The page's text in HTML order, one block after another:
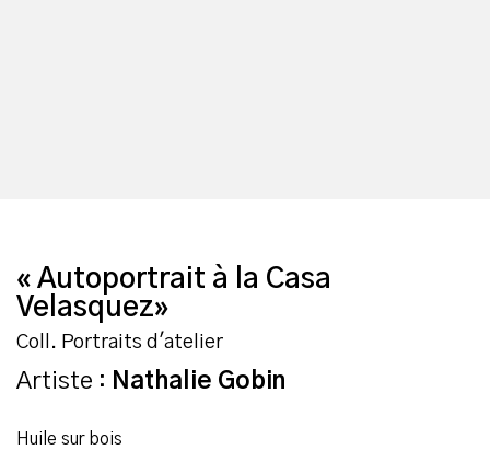
« Autoportrait à la Casa
Velasquez»
Coll. Portraits d'atelier
Artiste : Nathalie Gobin
Huile sur bois